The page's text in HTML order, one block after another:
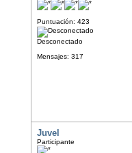
Puntuación: 423
Desconectado
Mensajes: 317
Juvel
Participante